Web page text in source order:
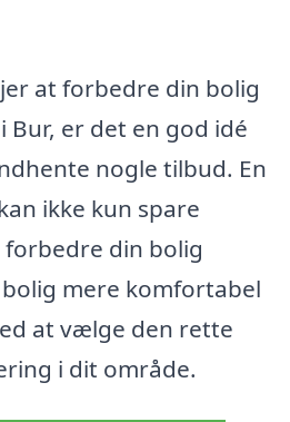
at forbedre din bolig
er det en god idé
nogle tilbud. En
ikke kun spare
din bolig
mere komfortabel
at vælge den rette
i dit område.